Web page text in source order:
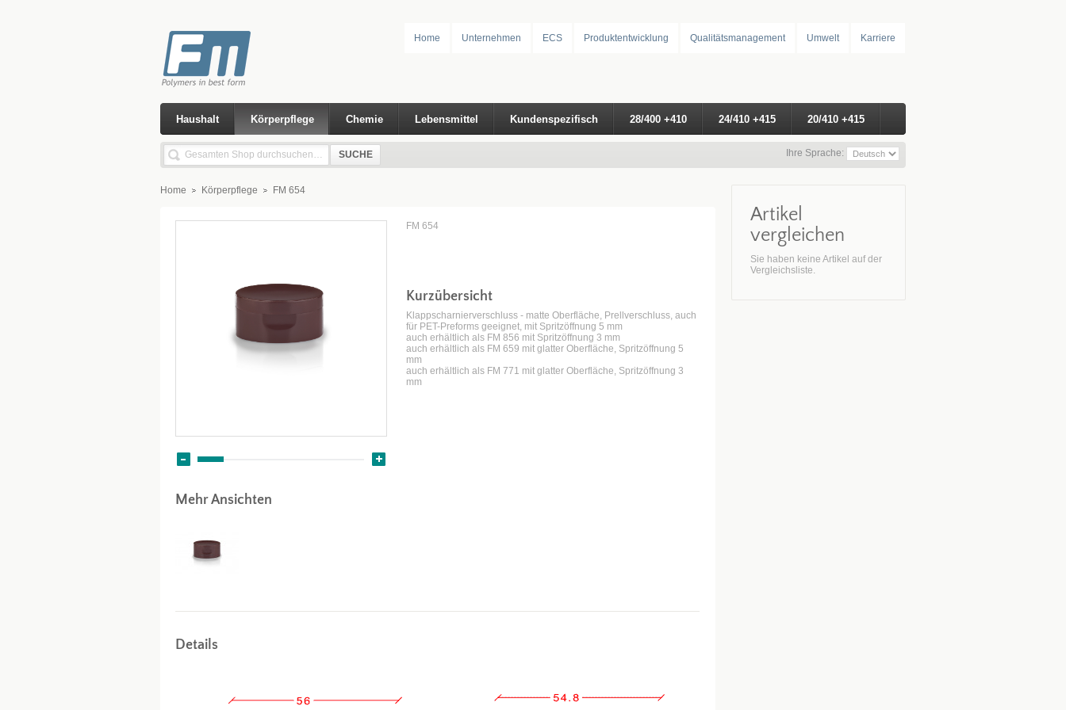
Home Unternehmen ECS Produktentwicklung Qualitätsmanagement Umwelt Karriere
Haushalt Körperpflege Chemie Lebensmittel Kundenspezifisch 28/400 +410 24/410 +415 20/410 +415
Ihre Sprache:
SUCHE
Home Körperpflege FM 654
FM 654
Kurzübersicht
Klappscharnierverschluss - matte Oberfläche, Prellverschluss, auch
für PET-Preforms geeignet, mit Spritzöffnung 5 mm
auch erhältlich als FM 856 mit Spritzöffnung 3 mm
auch erhältlich als FM 659 mit glatter Oberfläche, Spritzöffnung 5
mm
auch erhältlich als FM 771 mit glatter Oberfläche, Spritzöffnung 3
mm
Mehr Ansichten
Details
Artikel
vergleichen
Sie haben keine Artikel auf der
Vergleichsliste.